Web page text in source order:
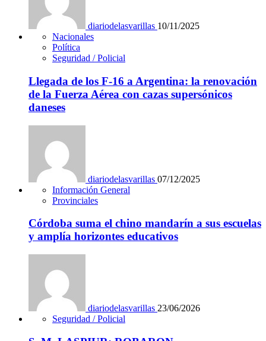
diariodelasvarillas 10/11/2025
Nacionales
Política
Seguridad / Policial
Llegada de los F-16 a Argentina: la renovación
de la Fuerza Aérea con cazas supersónicos
daneses
diariodelasvarillas 07/12/2025
Información General
Provinciales
Córdoba suma el chino mandarín a sus escuelas
y amplía horizontes educativos
diariodelasvarillas 23/06/2026
Seguridad / Policial